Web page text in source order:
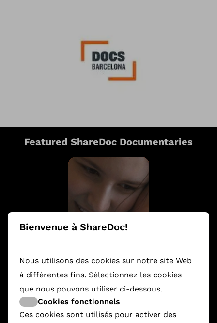
Featured ShareDoc Documentaries
9-Month Contract
2 430,57 €
Bienvenue à ShareDoc!
Nous utilisons des cookies sur notre site Web
à différentes fins. Sélectionnez les cookies
que nous pouvons utiliser ci-dessous.
Cookies fonctionnels
Ces cookies sont utilisés pour activer des